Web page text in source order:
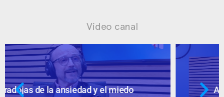
Vídeo canal
Ansiedad: supuestos cuestionables